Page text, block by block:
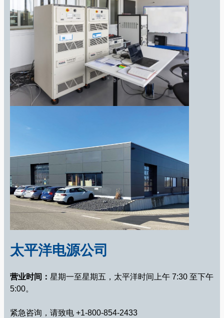
太平洋电源公司
营业时间： 星期一至星期五，太平洋时间上午 7:30 至下午
5:00。
紧急咨询，请致电 +1-800-854-2433